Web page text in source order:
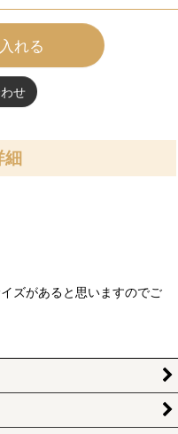
れる
せ
細
ズがあると思いますのでご